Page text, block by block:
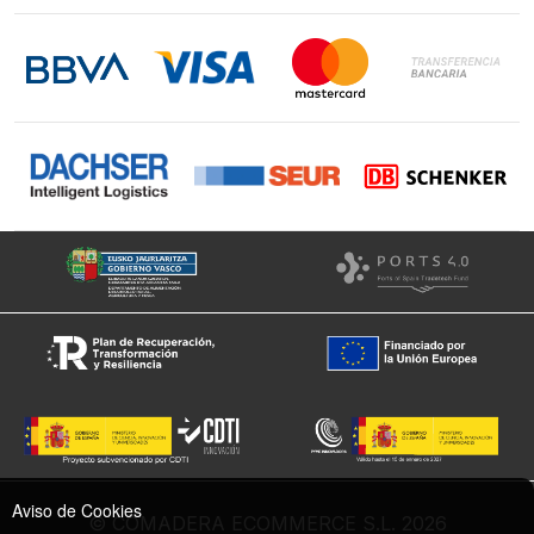
Contacto
Instagram
Facebook
© COMADERA ECOMMERCE S.L. 2026
Aviso de Cookies